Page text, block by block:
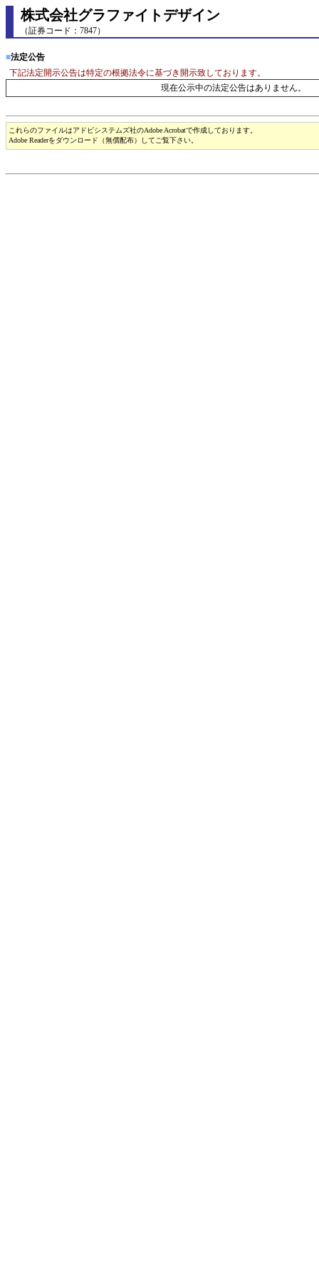
株式会社グラファイトデザイン
（証券コード：7847）
■法定公告
下記法定開示公告は特定の根拠法令に基づき開示致しております。
現在公示中の法定公告はありません。
これらのファイルはアドビシステムズ社のAdobe Acrobatで作成しております。
Adobe Readerをダウンロード（無償配布）してご覧下さい。